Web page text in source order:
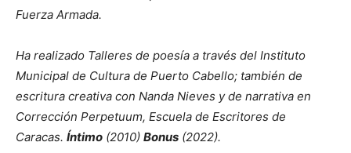
Fuerza Armada.
Ha realizado Talleres de poesía a través del Instituto
Municipal de Cultura de Puerto Cabello; también de
escritura creativa con Nanda Nieves y de narrativa en
Corrección Perpetuum, Escuela de Escritores de
Caracas. Íntimo (2010) Bonus (2022).